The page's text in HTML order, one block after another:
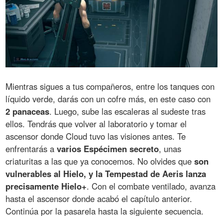
Mientras sigues a tus compañeros, entre los tanques con
líquido verde, darás con un cofre más, en este caso con
2 panaceas. Luego, sube las escaleras al sudeste tras
ellos. Tendrás que volver al laboratorio y tomar el
ascensor donde Cloud tuvo las visiones antes. Te
enfrentarás avarios Espécimen secreto, unas
criaturitas a las que ya conocemos. No olvides queson
vulnerables al Hielo, y la Tempestad de Aeris lanza
precisamente Hielo+. Con el combate ventilado, avanza
hasta el ascensor donde acabó el capítulo anterior.
Continúa por la pasarela hasta la siguiente secuencia.